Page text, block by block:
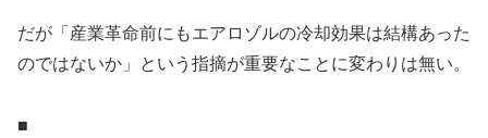
だが「産業革命前にもエアロゾルの冷却効果は結構あった
のではないか」という指摘が重要なことに変わりは無い。
■